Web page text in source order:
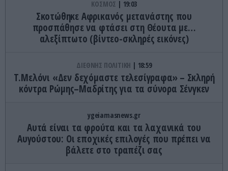
ΚΟΣΜΟΣ 19:03
Σκοτώθηκε Αφρικανός μετανάστης που
προσπάθησε να φτάσει στη Θέουτα με…
αλεξίπτωτο (βίντεο-σκληρές εικόνες)
ΔΙΕΘΝΗΣ ΠΟΛΙΤΙΚΗ 18:59
Τ.Μελόνι «Δεν δεχόμαστε τελεσίγραφα» – Σκληρή
κόντρα Ρώμης–Μαδρίτης για τα σύνορα Σένγκεν
ygeiamasnews.gr
Αυτά είναι τα φρούτα και τα λαχανικά του
Αυγούστου: Οι εποχικές επιλογές που πρέπει να
βάλετε στο τραπέζι σας